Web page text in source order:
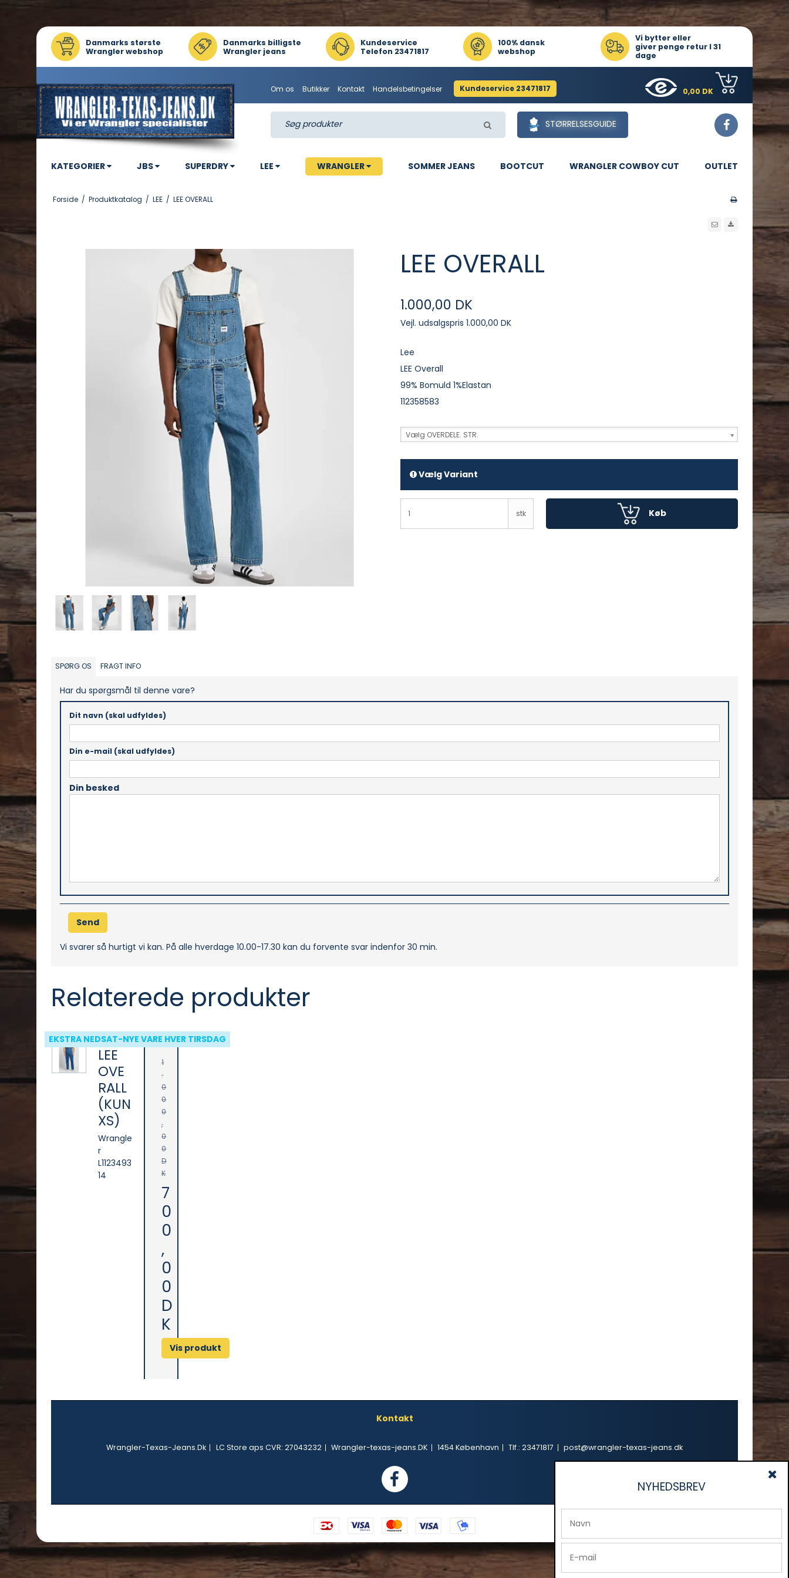
Danmarks største
Wrangler webshop
Danmarks billigste
Wrangler jeans
Kundeservice
Telefon 23471817
100% dansk
webshop
Vi bytter eller
giver penge retur I 31
dage
Om os Butikker Kontakt Handelsbetingelser Kundeservice 23471817 0,00 DK
STØRRELSESGUIDE
KATEGORIER JBS SUPERDRY LEE WRANGLER SOMMER JEANS BOOTCUT WRANGLER COWBOY CUT OUTLET
Forside / Produktkatalog / LEE / LEE OVERALL
LEE OVERALL
1.000,00 DK
Vejl. udsalgspris 1.000,00 DK
Lee
LEE Overall
99% Bomuld 1%Elastan
112358583
Vælg OVERDELE. STR.
Vælg Variant
stk Køb
SPØRG OS FRAGT INFO
Har du spørgsmål til denne vare?
Dit navn (skal udfyldes)
Din e-mail (skal udfyldes)
Din besked
Vi svarer så hurtigt vi kan. På alle hverdage 10.00-17.30 kan du forvente svar indenfor 30 min.
Relaterede produkter
EKSTRA NEDSAT-NYE VARE HVER TIRSDAG
LEE
OVE
RALL
(KUN
XS)
Wrangle
r
L1123493
14
1
.
0
0
0
,
0
0
D
K
7
0
0
,
0
0
D
K
Vis produkt
Kontakt
Wrangler-Texas-Jeans.Dk LC Store aps CVR: 27043232 Wrangler-texas-jeans.DK 1454 København Tlf.: 23471817 post@wrangler-texas-jeans.dk
NYHEDSBREV